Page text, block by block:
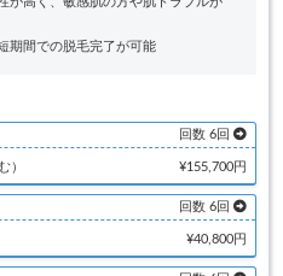
期間での脱毛完了が可能
回数 6回
） ¥155,700円
回数 6回
¥40,800円